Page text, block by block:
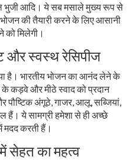
भुजी आदि। ये सब मसाले मुख्य रूप से
की तैयारी करने के लिए आसानी
मिलेगी।
और स्वस्थ रेसिपीज
है। भारतीय भोजन का आनंद लेने के
के कड़वे और मीठे स्वाद को प्रदान
पौष्टिक अंगूठे, गाजर, आलू, सब्जियां,
हैं। ये सामग्री हमेशा से ही अच्छे
करती हैं।
सेहत का महत्व